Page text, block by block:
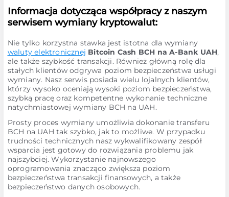
Informacja dotycząca współpracy z naszym
serwisem wymiany kryptowalut:
Nie tylko korzystna stawka jest istotna dla wymiany
waluty elektronicznej Bitcoin Cash BCH na A-Bank UAH,
ale także szybkość transakcji. Również główną rolę dla
stałych klientów odgrywa poziom bezpieczeństwa usługi
wymiany. Nasz serwis posiada wielu lojalnych klientów,
którzy wysoko oceniają wysoki poziom bezpieczeństwa,
szybką pracę oraz kompetentne wykonanie techniczne
natychmiastowej wymiany BCH na UAH.
Prosty proces wymiany umożliwia dokonanie transferu
BCH na UAH tak szybko, jak to możliwe. W przypadku
trudności technicznych nasz wykwalifikowany zespół
wsparcia jest gotowy do rozwiązania problemu jak
najszybciej. Wykorzystanie najnowszego
oprogramowania znacząco zwiększa poziom
bezpieczeństwa transakcji finansowych, a także
bezpieczeństwo danych osobowych.